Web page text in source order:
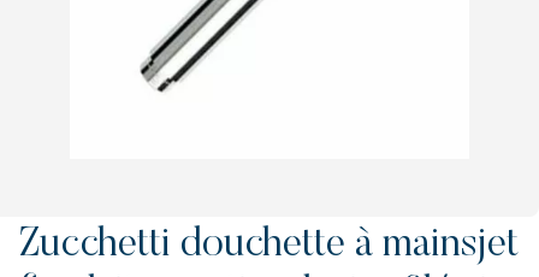
Zucchetti douchette à mainsjet